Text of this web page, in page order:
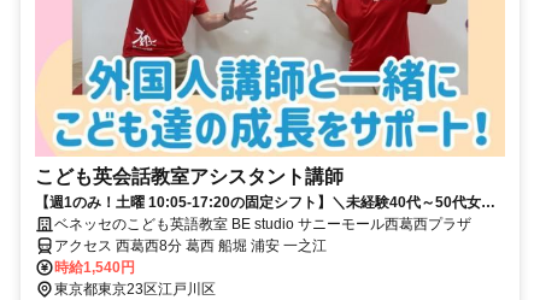
こども英会話教室アシスタント講師
【週1のみ！土曜 10:05-17:20の固定シフト】＼未経験40代～50代女性
中心に活躍する職場です／
ベネッセのこども英語教室 BE studio サニーモール西葛西プラザ
アクセス 西葛西8分 葛西 船堀 浦安 一之江
時給1,540円
東京都東京23区江戸川区